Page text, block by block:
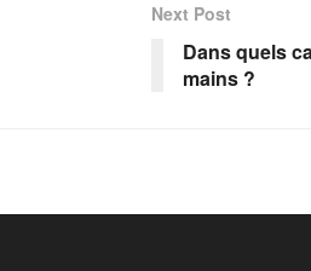
Next Post
Dans quels
mains ?